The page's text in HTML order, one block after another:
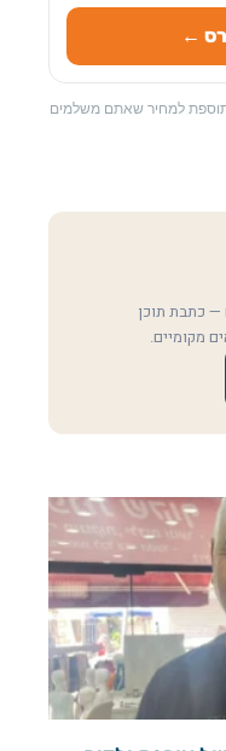
←
תוספת למחיר שאתם משלמים
— כתבת תוכן
מקומיים.